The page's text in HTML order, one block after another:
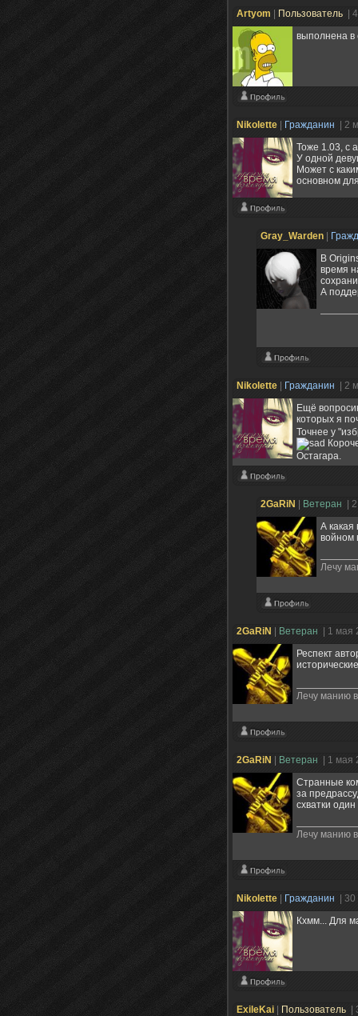
Artyom Пользователь
|
выполнена в
Nikolette Гражданин
| 2
Тоже 1.03, с
У одной
Может с
основном
Gray_Warden
В
время
А
Nikolette Гражданин
| 2
Ещё
которых я
Точнее у
Остагара.
2GaRiN Ветеран
|
А какая
войном
Лечу
2GaRiN Ветеран
| 1 мая
Респект
Лечу манию
2GaRiN Ветеран
| 1 мая
Странные
за
схватки
Лечу манию
Nikolette Гражданин
|
Кхмм... Для
ExileKai Пользователь